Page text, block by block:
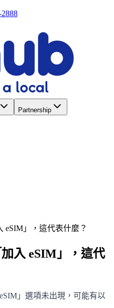
Partnership
eSIM」，這代表什麼？
入 eSIM」，這代
」選項未出現，可能有以